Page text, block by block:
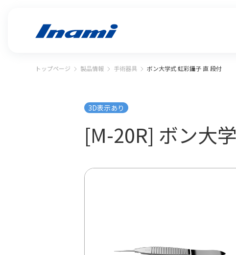
トップページ 製品情報 手術器具 ボン大学式 虹彩鑷子 直 段付
3D表示あり
[M-20R] ボン大